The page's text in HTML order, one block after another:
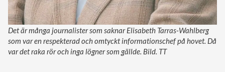
Det är många journalister som saknar Elisabeth Tarras-Wahlberg
som var en respekterad och omtyckt informationschef på hovet. Då
var det raka rör och inga lögner som gällde. Bild. TT